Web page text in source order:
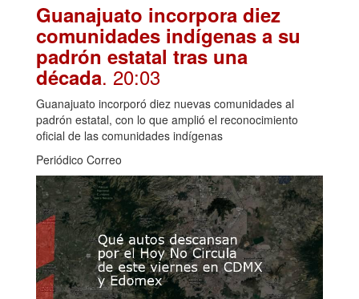
Guanajuato incorpora diez
comunidades indígenas a su
padrón estatal tras una
década. 20:03
Guanajuato incorporó diez nuevas comunidades al
padrón estatal, con lo que amplió el reconocimiento
oficial de las comunidades indígenas
Periódico Correo